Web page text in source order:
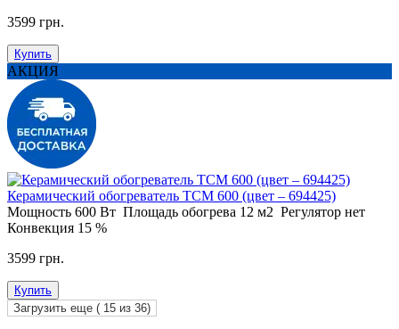
3599 грн.
Купить
АКЦИЯ
Керамический обогреватель ТСМ 600 (цвет – 694425)
Мощность 600 Вт Площадь обогрева 12 м2 Регулятор нет
Конвекция 15 %
3599 грн.
Купить
Загрузить еще ( 15 из 36)